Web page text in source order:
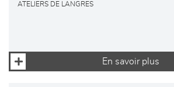
ATELIERS DE LANGRES
En savoir plus